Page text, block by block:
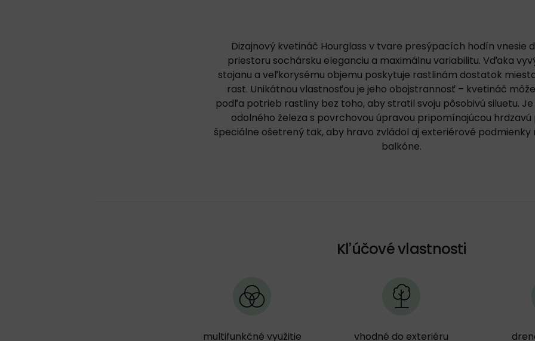
Dizajnový kvetináč Hourglass v tvare presýpacích hodín vnesie
priestoru sochársku eleganciu a maximálnu variabilitu. Vďaka
stojanu a veľkorysému objemu poskytuje rastlinám dostatok
rast. Unikátnou vlastnosťou je jeho obojstrannosť – kvetináč
podľa potrieb rastliny bez toho, aby stratil svoju pôsobivú siluetu.
odolného železa s povrchovou úpravou pripomínajúcou hrdzavú
špeciálne ošetrený tak, aby hravo zvládol aj exteriérové podmienky
balkóne.
Kľúčové vlastnosti
multifunkčné využitie vhodné do exteriéru